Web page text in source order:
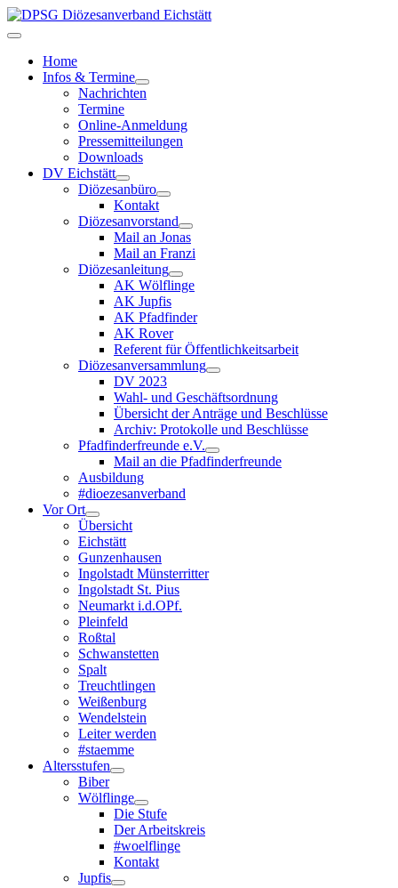
Home
Infos & Termine
Nachrichten
Termine
Online-Anmeldung
Pressemitteilungen
Downloads
DV Eichstätt
Diözesanbüro
Kontakt
Diözesanvorstand
Mail an Jonas
Mail an Franzi
Diözesanleitung
AK Wölflinge
AK Jupfis
AK Pfadfinder
AK Rover
Referent für Öffentlichkeitsarbeit
Diözesanversammlung
DV 2023
Wahl- und Geschäftsordnung
Übersicht der Anträge und Beschlüsse
Archiv: Protokolle und Beschlüsse
Pfadfinderfreunde e.V.
Mail an die Pfadfinderfreunde
Ausbildung
#dioezesanverband
Vor Ort
Übersicht
Eichstätt
Gunzenhausen
Ingolstadt Münsterritter
Ingolstadt St. Pius
Neumarkt i.d.OPf.
Pleinfeld
Roßtal
Schwanstetten
Spalt
Treuchtlingen
Weißenburg
Wendelstein
Leiter werden
#staemme
Altersstufen
Biber
Wölflinge
Die Stufe
Der Arbeitskreis
#woelflinge
Kontakt
Jupfis